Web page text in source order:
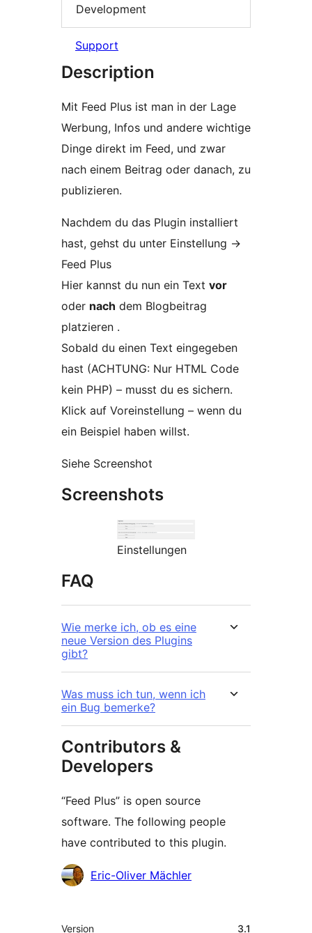
Development
Support
Description
Mit Feed Plus ist man in der Lage
Werbung, Infos und andere wichtige
Dinge direkt im Feed, und zwar
nach einem Beitrag oder danach, zu
publizieren.
Nachdem du das Plugin installiert
hast, gehst du unter Einstellung ->
Feed Plus
Hier kannst du nun ein Text vor
oder nach dem Blogbeitrag
platzieren .
Sobald du einen Text eingegeben
hast (ACHTUNG: Nur HTML Code
kein PHP) – musst du es sichern.
Klick auf Voreinstellung – wenn du
ein Beispiel haben willst.
Siehe Screenshot
Screenshots
Einstellungen
FAQ
Wie merke ich, ob es eine
neue Version des Plugins
gibt?
Was muss ich tun, wenn ich
ein Bug bemerke?
Contributors &
Developers
“Feed Plus” is open source
software. The following people
have contributed to this plugin.
Contributors
Eric-Oliver Mächler
Meta
Version 3.1